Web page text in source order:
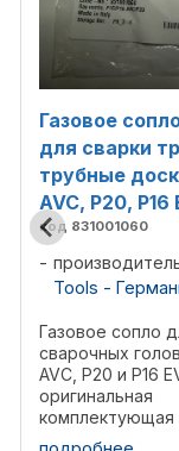
Газовое
для сварки
трубные
AVC, P20, P16
код 831001060
Tools -
Газовое сопло
сварочных
AVC, P20 и P16
оригинальная
комплектующая
немецкого